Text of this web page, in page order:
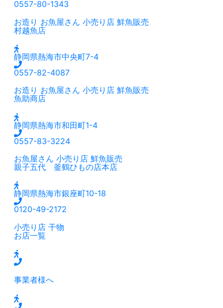
0557-80-1343
お造り お魚屋さん 小売り店 鮮魚販売
村越魚店
静岡県熱海市中央町7-4
0557-82-4087
お造り お魚屋さん 小売り店 鮮魚販売
魚助商店
静岡県熱海市和田町1-4
0557-83-3224
お魚屋さん 小売り店 鮮魚販売
親子五代 釜鶴ひもの店本店
静岡県熱海市銀座町10-18
0120-49-2172
小売り店 干物
お店一覧
事業者様へ